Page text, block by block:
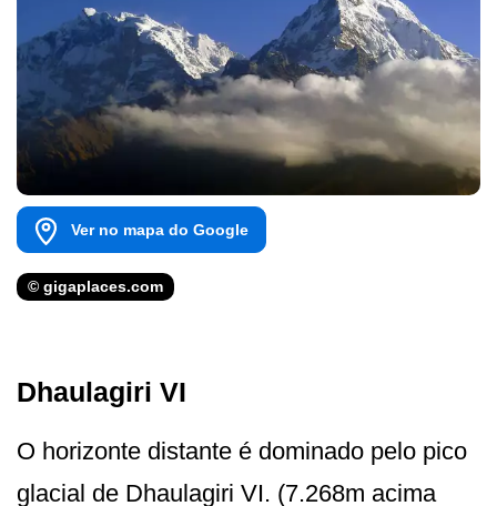
Ver no mapa do Google
© gigaplaces.com
Dhaulagiri VI
O horizonte distante é dominado pelo pico
glacial de Dhaulagiri VI. (7.268m acima